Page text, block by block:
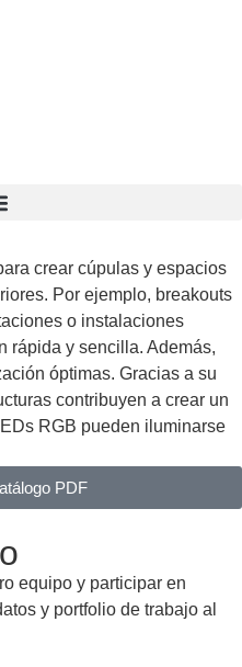
crear cúpulas y espacios
Por ejemplo, breakouts
o instalaciones
rápida y sencilla. Además,
óptimas. Gracias a su
contribuyen a crear un
RGB pueden iluminarse
PDF
equipo y participar en
y portfolio de trabajo al